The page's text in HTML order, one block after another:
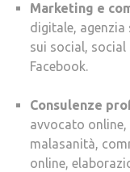
Marketing e
digitale,
sui social, social
Facebook.
Consulenze
avvocato
malasanità,
online,